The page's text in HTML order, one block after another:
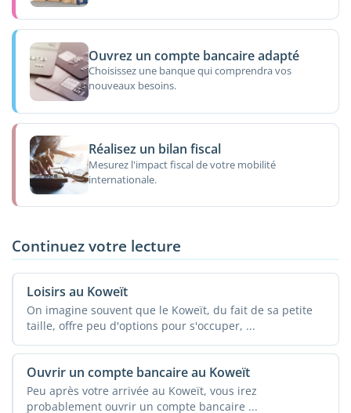
Ouvrez un compte bancaire adapté
Choisissez une banque qui comprendra vos
nouveaux besoins.
Réalisez un bilan fiscal
Mesurez l'impact fiscal de votre mobilité
internationale.
Continuez votre lecture
Loisirs au Koweït
On imagine souvent que le Koweït, du fait de sa petite
taille, offre peu d'options pour s'occuper, ...
Ouvrir un compte bancaire au Koweït
Peu après votre arrivée au Koweït, vous irez
probablement ouvrir un compte bancaire ...